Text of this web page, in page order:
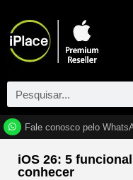
Fale conosco pelo
iOS 26: 5
conhecer